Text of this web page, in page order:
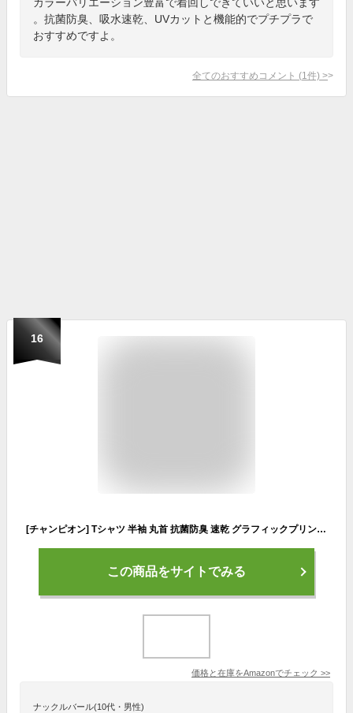
。抗菌防臭、吸水速乾、UVカットと機能的でプチプラで
おすすめですよ。
全てのおすすめコメント (1 件) >
16
[チャンピオン] Tシャツ 半袖 丸首 抗菌防臭 速乾 グラフィックプリント ラバープリント ショートスリーブTシャツ バスケットボール E-MOTION C3-AB321 メンズ ヘザーブラック
この商品をサイトでみる
価格と在庫をAmazonでチェック >>
ナックルバール(10代・男性)